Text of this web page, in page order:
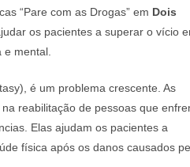
“Pare com as Drogas” em Dois
os pacientes a superar o vício
e mental.
é um problema crescente. As
reabilitação de pessoas que
Elas ajudam os pacientes a
física após os danos causados